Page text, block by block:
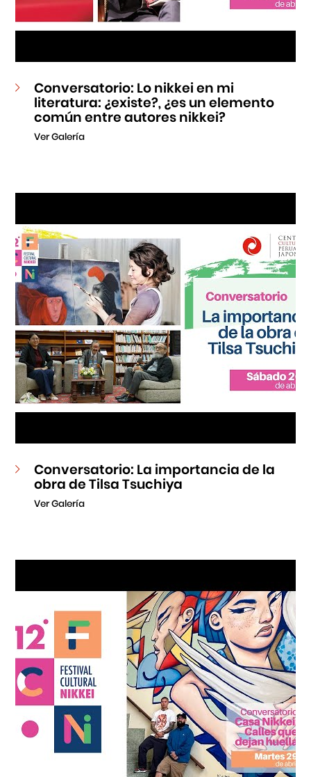
Conversatorio: Lo nikkei en mi
literatura: ¿existe?, ¿es un elemento
común entre autores nikkei?
Ver Galería
Conversatorio: La importancia de la
obra de Tilsa Tsuchiya
Ver Galería